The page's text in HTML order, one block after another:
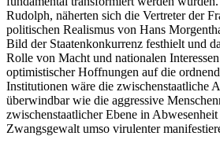
Rudolph, näherten sich die Vertreter der
politischen Realismus von Hans
Bild der Staatenkonkurrenz festhielt und
Rolle von Macht und nationalen
optimistischer Hoffnungen auf die
Institutionen wäre die zwischenstaatliche
überwindbar wie die aggressive
zwischenstaatlicher Ebene in
Zwangsgewalt umso virulenter